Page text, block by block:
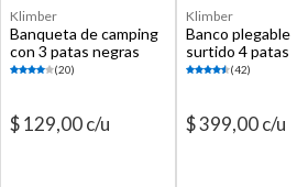
Klimber
Banqueta de camping
con 3 patas negras
(20)
$ 129,00 c/u
Klimber
Banco plegable
surtido 4 patas
(42)
$ 399,00 c/u